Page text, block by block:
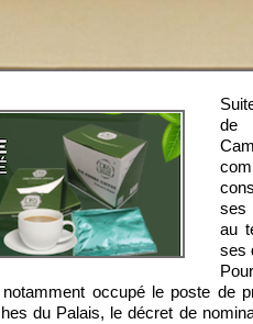
de
ses
au
ses
occupé le poste de
du Palais, le décret de